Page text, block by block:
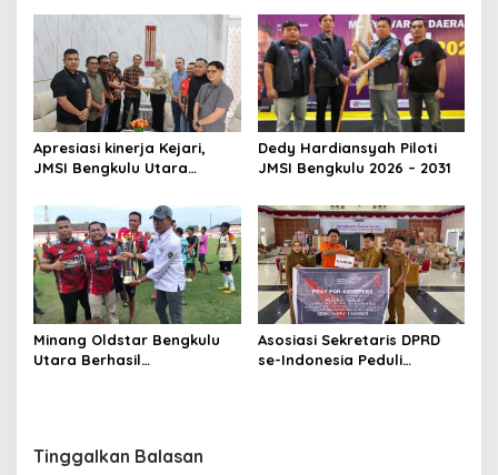
Penghargaan Khusus
Kepada Kapolres Bengkulu
Utara
Kairo Dengan Berbagai
Prestasi
Apresiasi kinerja Kejari,
JMSI Bengkulu Utara
Cendramata
Dedy Hardiansyah Piloti
JMSI Bengkulu 2026 – 2031
Minang Oldstar Bengkulu
Utara Berhasil
Asosiasi Sekretaris DPRD
se-Indonesia Peduli
Tinggalkan Balasan